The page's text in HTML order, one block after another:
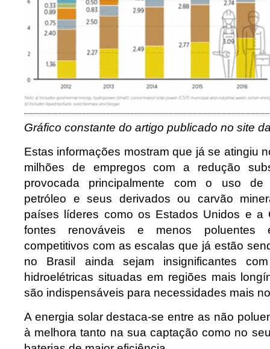
Gráfico constante do artigo publicado no site
Estas informações mostram que já se atingiu
milhões de empregos com a redução
provocada principalmente com o uso de
petróleo e seus derivados ou carvão
países líderes como os Estados Unidos e a
fontes renováveis e menos poluentes
competitivos com as escalas que já estão
no Brasil ainda sejam insignificantes
hidroelétricas situadas em regiões mais
são indispensáveis para necessidades mais
A energia solar destaca-se entre as não
à melhora tanto na sua captação como no